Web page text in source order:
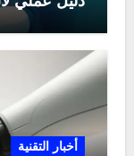
أخبار التقنية